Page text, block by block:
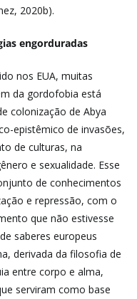
2020b).
engorduradas
nos EUA, muitas
da gordofobia está
colonização de Abya
epistêmico de invasões,
de culturas, na
e sexualidade. Esse
de conhecimentos
e repressão, com o
que não estivesse
saberes europeus
derivada da filosofia de
entre corpo e alma,
serviram como base